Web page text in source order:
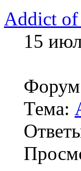
Addict
15
Тема: